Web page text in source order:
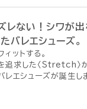
レない！シワが
レエシューズ。
ットする。
を追求した〈Stretch〉
エシューズが誕生し